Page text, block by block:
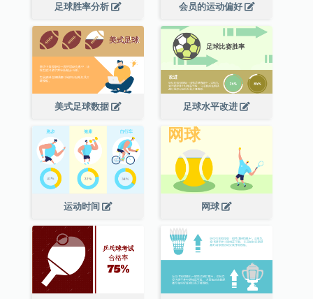
足球胜率分析 会员的运动偏好
美式足球数据 足球水平改进
运动时间 网球